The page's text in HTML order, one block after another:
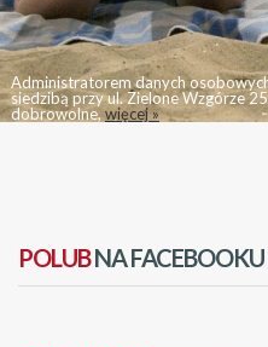
Administratorem danych
siedzibą przy ul. Zielone Wzgórze
dobrowolne, więcej »
POLUBNA FACEBOOKU